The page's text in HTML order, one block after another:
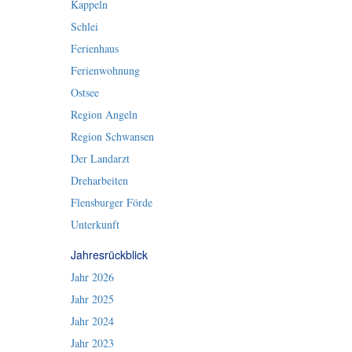
Kappeln
Schlei
Ferienhaus
Ferienwohnung
Ostsee
Region Angeln
Region Schwansen
Der Landarzt
Dreharbeiten
Flensburger Förde
Unterkunft
Jahresrückblick
Jahr 2026
Jahr 2025
Jahr 2024
Jahr 2023